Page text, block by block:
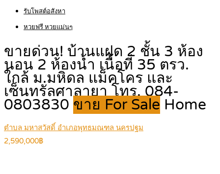
รับโพสต์อสังหา
หวยฟรี หวยแม่นๆ
ขายด่วน! บ้านแฝด 2 ชั้น 3 ห้อง
นอน 2 ห้องน้ำ เนื้อที่ 35 ตรว.
ใกล้ ม.มหิดล แม็คโคร และ
เซ็นทรัลศาลายา โทร. 084-
0803830 ขาย For Sale Home
ตำบล มหาสวัสดิ์ อำเภอพุทธมณฑล นครปฐม
2,590,000฿